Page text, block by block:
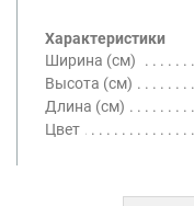
Характеристики
Ширина (см)
Высота (см)
Длина (см)
Цвет